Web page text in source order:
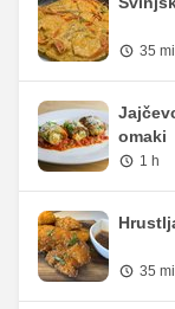
35
omaki
1 h
35